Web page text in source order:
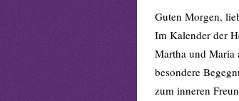
Guten Morgen,
Im Kalender der
Martha und Maria
besondere
zum inneren